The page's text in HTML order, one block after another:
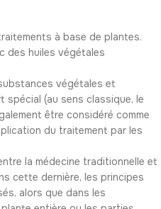
à base de plantes.
des huiles végétales
végétales et
spécial (au sens classique, le
être considéré comme
du traitement par les
la médecine traditionnelle et
cette dernière, les principes
alors que dans les